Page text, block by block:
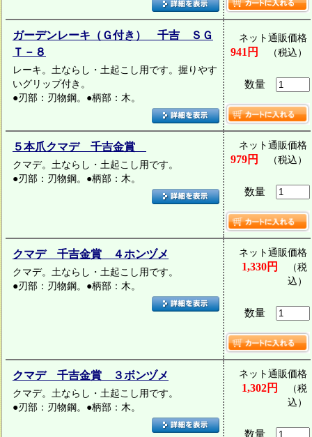
ガーデンレーキ（Ｇ付き） 千吉 ＳＧ
Ｔ－８
レーキ。土ならし・土起こし用です。握りやす
いグリップ付き。
●刃部：刃物鋼。●柄部：木。
ネット通販価格
941円 （税込）
数量
５本爪クマデ 千吉金賞
クマデ。土ならし・土起こし用です。
●刃部：刃物鋼。●柄部：木。
ネット通販価格
979円 （税込）
数量
クマデ 千吉金賞 ４ホンヅメ
クマデ。土ならし・土起こし用です。
●刃部：刃物鋼。●柄部：木。
ネット通販価格
1,330円
（税
込）
数量
クマデ 千吉金賞 ３ボンヅメ
クマデ。土ならし・土起こし用です。
●刃部：刃物鋼。●柄部：木。
ネット通販価格
1,302円
（税
込）
数量